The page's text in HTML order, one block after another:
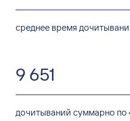
cреднее время
9 651
дочитываний суммарно по